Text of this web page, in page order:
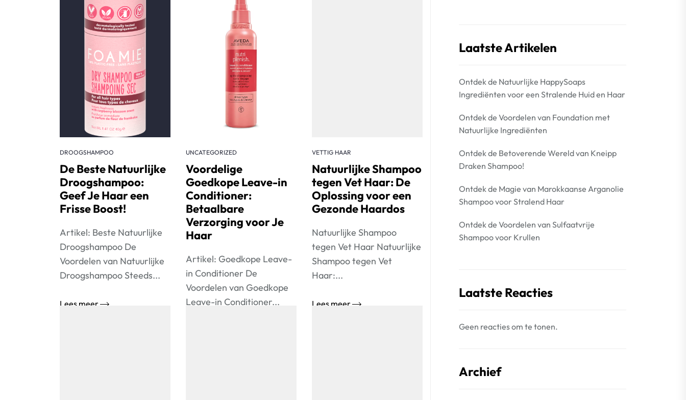
DROOGSHAMPOO
De Beste Natuurlijke
Droogshampoo:
Geef Je Haar een
Frisse Boost!
Artikel: Beste Natuurlijke
Droogshampoo De
Voordelen van Natuurlijke
Droogshampoo Steeds...
Lees meer
UNCATEGORIZED
Voordelige
Goedkope Leave-in
Conditioner:
Betaalbare
Verzorging voor Je
Haar
Artikel: Goedkope Leave-
in Conditioner De
Voordelen van Goedkope
Leave-in Conditioner...
VETTIG HAAR
Natuurlijke Shampoo
tegen Vet Haar: De
Oplossing voor een
Gezonde Haardos
Natuurlijke Shampoo
tegen Vet Haar Natuurlijke
Shampoo tegen Vet
Haar:...
Lees meer
Laatste Artikelen
Ontdek de Natuurlijke HappySoaps
Ingrediënten voor een Stralende Huid en Haar
Ontdek de Voordelen van Foundation met
Natuurlijke Ingrediënten
Ontdek de Betoverende Wereld van Kneipp
Draken Shampoo!
Ontdek de Magie van Marokkaanse Arganolie
Shampoo voor Stralend Haar
Ontdek de Voordelen van Sulfaatvrije
Shampoo voor Krullen
Laatste Reacties
Geen reacties om te tonen.
Archief